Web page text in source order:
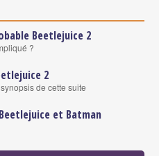
Beetlejuice 2
?
2
de cette suite
et Batman